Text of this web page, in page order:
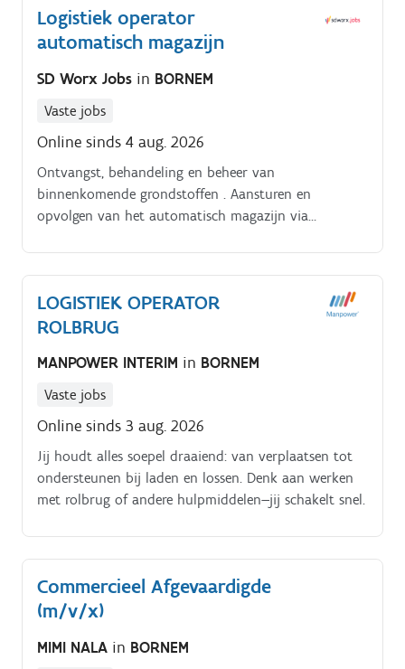
Daarnaast behoort de administratieve afhandeling
van retouren ook tot jouw takenpakket.
Logistiek operator
automatisch magazijn
SD Worx Jobs in BORNEM
Vaste jobs
Online sinds 4 aug. 2026
Ontvangst, behandeling en beheer van
binnenkomende grondstoffen . Aansturen en
opvolgen van het automatisch magazijn via
LOGISTIEK OPERATOR
ROLBRUG
MANPOWER INTERIM in BORNEM
Vaste jobs
Online sinds 3 aug. 2026
Jij houdt alles soepel draaiend: van verplaatsen tot
ondersteunen bij laden en lossen. Denk aan werken
met rolbrug of andere hulpmiddelen—jij schakelt snel.
Commercieel Afgevaardigde
(m/v/x)
MIMI NALA in BORNEM